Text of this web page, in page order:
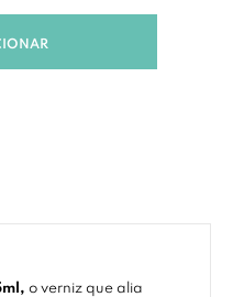
o verniz que alia